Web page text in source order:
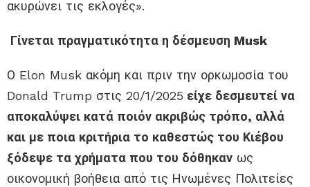
ακυρώνει τις εκλογές».
Γίνεται πραγματικότητα η δέσμευση Musk
Ο Elon Musk ακόμη και πριν την ορκωμοσία του
Donald Trump στις 20/1/2025 είχε δεσμευτεί να
αποκαλύψει κατά ποιόν ακριβώς τρόπο, αλλά
και με ποια κριτήρια το καθεστώς του Κιέβου
ξόδεψε τα χρήματα που του δόθηκαν ως
οικονομική βοήθεια από τις Ηνωμένες Πολιτείες